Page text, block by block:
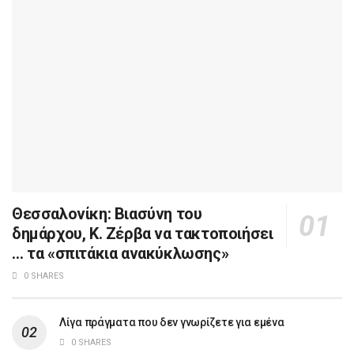
Θεσσαλονίκη: Βιασύνη του
δημάρχου, Κ. Ζέρβα να τακτοποιήσει
… τα «σπιτάκια ανακύκλωσης»
0 SHARES
Λίγα πράγματα που δεν γνωρίζετε για εμένα
0 SHARES